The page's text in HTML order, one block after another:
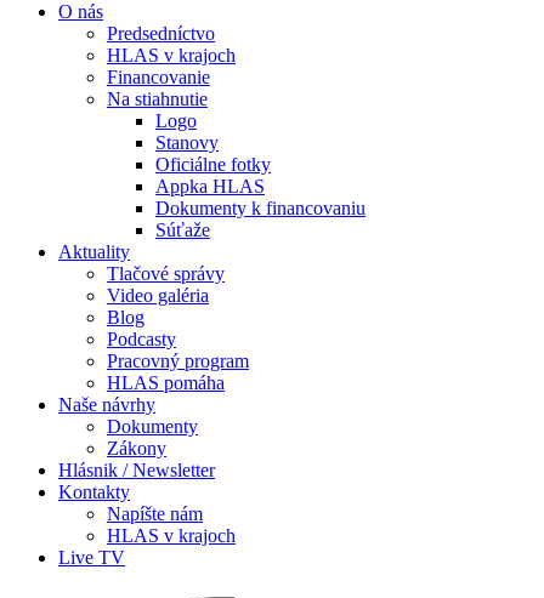
O nás
Predsedníctvo
HLAS v krajoch
Financovanie
Na stiahnutie
Logo
Stanovy
Oficiálne fotky
Appka HLAS
Dokumenty k financovaniu
Súťaže
Aktuality
Tlačové správy
Video galéria
Blog
Podcasty
Pracovný program
HLAS pomáha
Naše návrhy
Dokumenty
Zákony
Hlásnik / Newsletter
Kontakty
Napíšte nám
HLAS v krajoch
Live TV